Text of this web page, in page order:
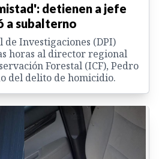
detienen a jefe
a subalterno
Investigaciones (DPI)
horas al director regional
Forestal (ICF), Pedro
del delito de homicidio.